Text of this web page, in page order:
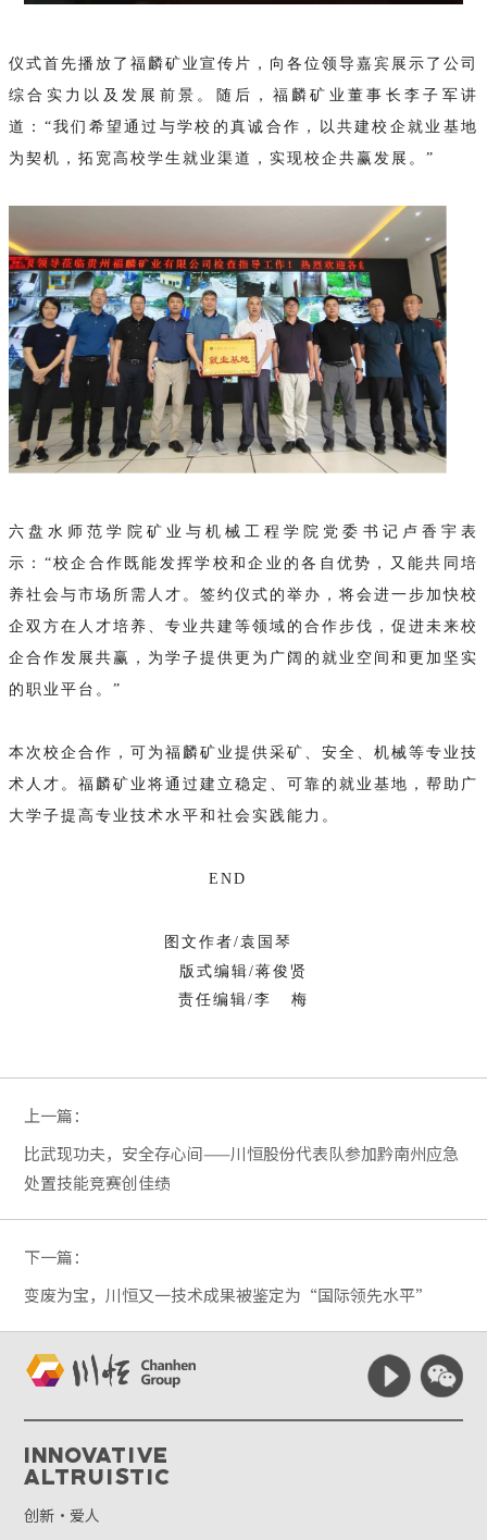
仪式首先播放了福麟矿业宣传片，向各位领导嘉宾展示了公司
综合实力以及发展前景。随后，福麟矿业董事长李子军讲
道：“我们希望通过与学校的真诚合作，以共建校企就业基地
为契机，拓宽高校学生就业渠道，实现校企共赢发展。”
六盘水师范学院矿业与机械工程学院党委书记卢香宇表
示：“校企合作既能发挥学校和企业的各自优势，又能共同培
养社会与市场所需人才。签约仪式的举办，将会进一步加快校
企双方在人才培养、专业共建等领域的合作步伐，促进未来校
企合作发展共赢，为学子提供更为广阔的就业空间和更加坚实
的职业平台。”
本次校企合作，可为福麟矿业提供采矿、安全、机械等专业技
术人才。福麟矿业将通过建立稳定、可靠的就业基地，帮助广
大学子提高专业技术水平和社会实践能力。
END
图文作者/袁国琴
版式编辑/蒋俊贤
责任编辑/李 梅
上一篇：
比武现功夫，安全存心间——川恒股份代表队参加黔南州应急
处置技能竞赛创佳绩
下一篇：
变废为宝，川恒又一技术成果被鉴定为“国际领先水平”
Innovative
Altruistic
创新·爱人